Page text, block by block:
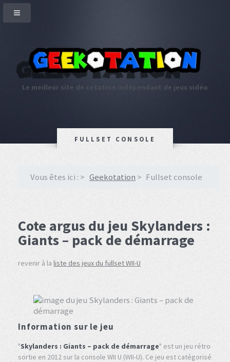
Le meilleur site de cotation indépendant de jeux vidéo
FULLSET CONSOLE
Vous êtes ici : Geekotation Fullset console
Cote argus du jeu Skylanders :
Giants – pack de démarrage
revenir à la liste des jeux du fullset WII-U
Information sur le jeu
"Skylanders : Giants – pack de démarrage" est un jeu rétro
sortie en 2012 sur la console WII U (WII-U). Ce jeu est catégorisé